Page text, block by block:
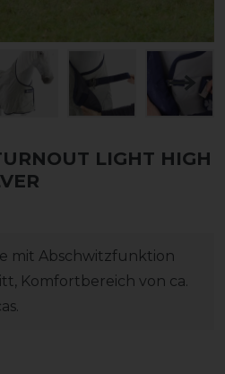
LIGHT HIGH
mit Abschwitzfunktion
Komfortbereich von ca.